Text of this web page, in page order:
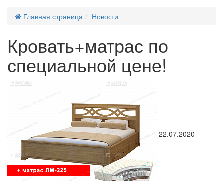
Главная страница
Новости
Кровать+матрас по
специальной цене!
22.07.2020